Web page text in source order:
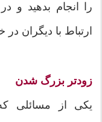
را انجام بدهید و
ارتباط با دیگران
زودتر بزرگ شدن
یکی از مسائلی